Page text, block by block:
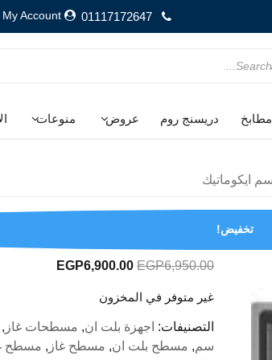
01117172647
My Account
مطابخ دريسنج روم عروض منوعات
تخفيض!
EGP6,950.00
السعر
هو:
EGP6,950.00.
EGP6,900.00
السعر
غير متوفر في المخزون
التصنيفات: اجهزة بلت ان, مسطحات غاز ,
سم, مسطح بلت ان, مسطح غاز , مسطح غاز